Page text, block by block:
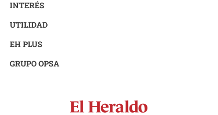
INTERÉS
UTILIDAD
EH PLUS
GRUPO OPSA